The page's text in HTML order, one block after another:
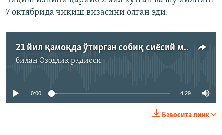
7 октябрида чиқиш визасини олган эди.
21 йил қамоқда ўтирган собиқ сиёсий маҳкум Мурод Жўраев вафот этди
билан Озодлик радиоси
Айни дамда медиа-манба мавжуд эмас
0:00 4:29
Бевосита линк